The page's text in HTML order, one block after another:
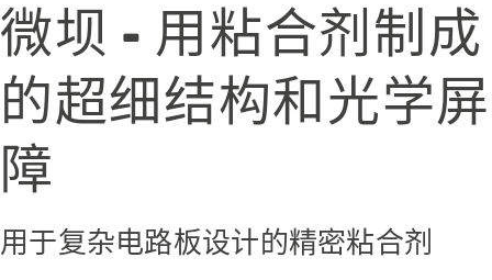
微坝 - 用粘合剂制成
的超细结构和光学屏
障
用于复杂电路板设计的精密粘合剂